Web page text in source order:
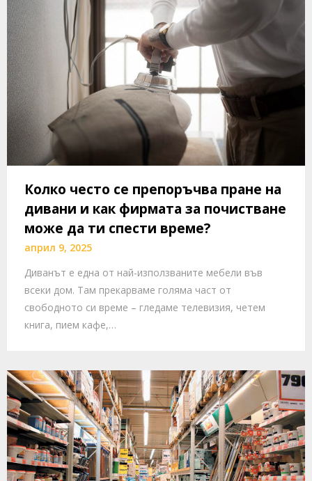
Колко често се препоръчва пране на
дивани и как фирмата за почистване
може да ти спести време?
април 9, 2025
Диванът е една от най-използваните мебели във
всеки дом. Там прекарваме голяма част от
свободното си време – гледаме телевизия, четем
книга, пием кафе,…